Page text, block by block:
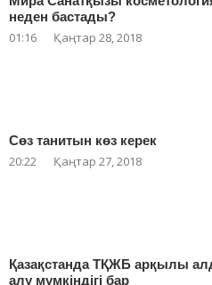
неден бастады?
01:16 Қаңтар 28, 2018
Сөз танитын көз керек
20:22 Қаңтар 27, 2018
Қазақстанда ТҚЖБ арқылы
алу мүмкіндігі бар